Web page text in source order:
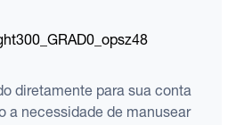
diretamente para sua conta
a necessidade de manusear